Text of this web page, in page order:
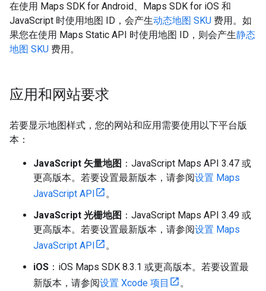
在使用 Maps SDK for Android、Maps SDK for iOS 和
JavaScript 时使用地图 ID，会产生动态地图 SKU 费用。如
果您在使用 Maps Static API 时使用地图 ID，则会产生静态
地图 SKU 费用。
应用和网站要求
若要显示地图样式，您的网站和应用需要使用以下平台版
本：
JavaScript 矢量地图 ：JavaScript Maps API 3.47 或
更高版本。若要设置最新版本，请参阅设置 Maps
JavaScript API
。
JavaScript 光栅地图 ：JavaScript Maps API 3.49 或
更高版本。若要设置最新版本，请参阅设置 Maps
JavaScript API
。
iOS ：iOS Maps SDK 8.3.1 或更高版本。若要设置最
新版本，请参阅设置 Xcode 项目
。